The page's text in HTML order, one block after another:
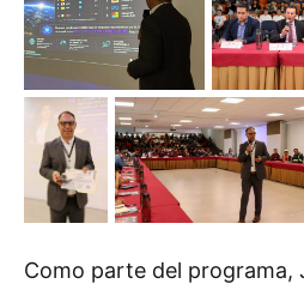
Como parte del programa,